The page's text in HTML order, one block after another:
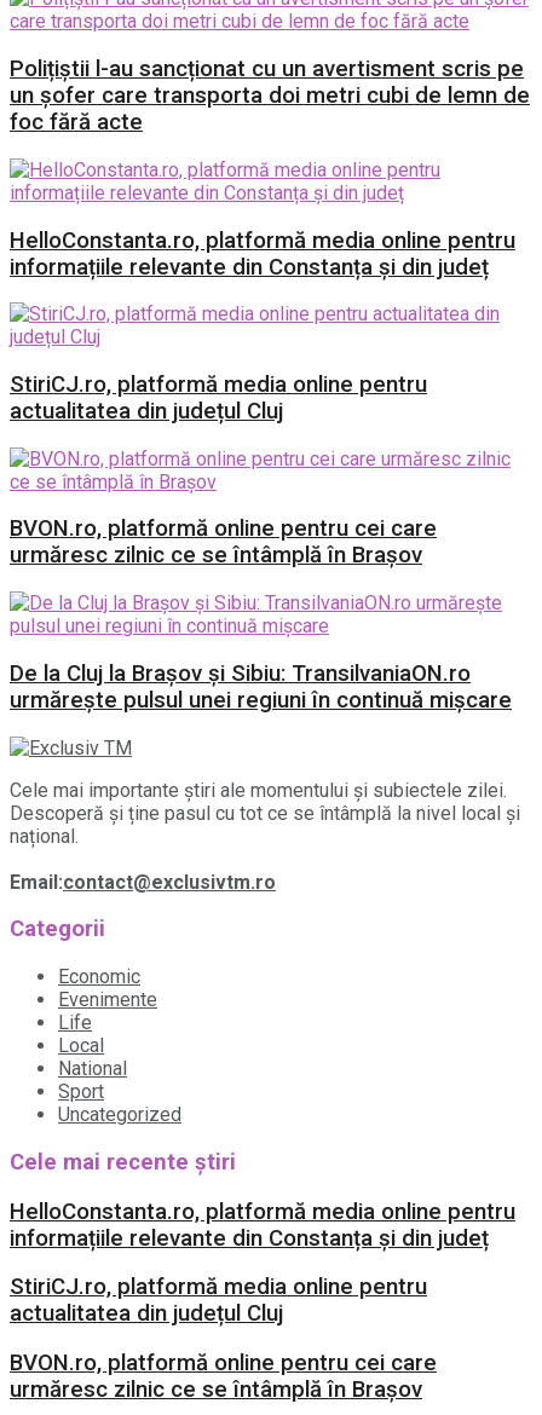
Polițiștii l-au sancționat cu un avertisment scris pe
un șofer care transporta doi metri cubi de lemn de
foc fără acte
HelloConstanta.ro, platformă media online pentru
informațiile relevante din Constanța și din județ
StiriCJ.ro, platformă media online pentru
actualitatea din județul Cluj
BVON.ro, platformă online pentru cei care
urmăresc zilnic ce se întâmplă în Brașov
De la Cluj la Brașov și Sibiu: TransilvaniaON.ro
urmărește pulsul unei regiuni în continuă mișcare
Cele mai importante știri ale momentului și subiectele zilei.
Descoperă și ține pasul cu tot ce se întâmplă la nivel local și
național.
Email:contact@exclusivtm.ro
Categorii
Economic
Evenimente
Life
Local
National
Sport
Uncategorized
Cele mai recente știri
HelloConstanta.ro, platformă media online pentru
informațiile relevante din Constanța și din județ
StiriCJ.ro, platformă media online pentru
actualitatea din județul Cluj
BVON.ro, platformă online pentru cei care
urmăresc zilnic ce se întâmplă în Brașov